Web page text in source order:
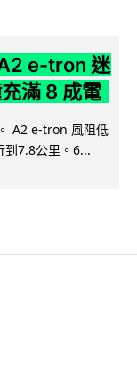
e-tron 迷
滿 8 成電
A2 e-tron 風阻低
到7.8公里。6...